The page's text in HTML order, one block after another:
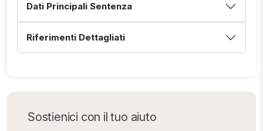
Dati Principali Sentenza
Riferimenti Dettagliati
Sostienici con il tuo aiuto